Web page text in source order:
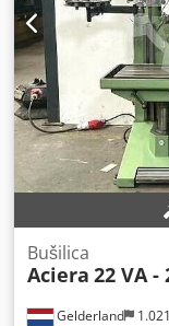
Gelderland
Bušilica
Aciera 22 VA -